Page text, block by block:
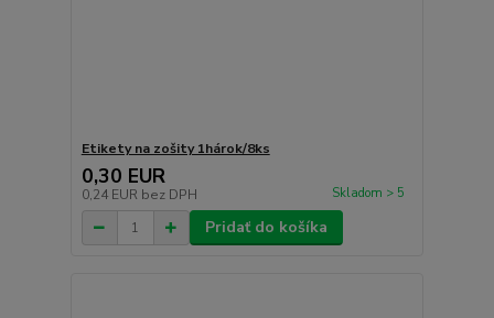
Etikety na zošity 1hárok/8ks
0,30 EUR
0,24 EUR bez DPH Skladom > 5
Pridať do košíka